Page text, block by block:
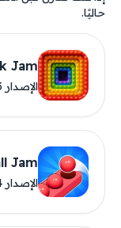
حاليًا.
Jam
الإصدار 4.1.3
Jam!
الإصدار 0.4